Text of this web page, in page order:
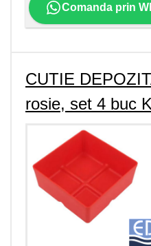
Comanda prin
CUTIE
rosie, set 4 buc